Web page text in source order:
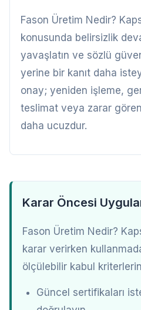
Fason Üretim Nedir?
konusunda belirsizlik
yavaşlatın ve sözlü
yerine bir kanıt daha
onay; yeniden işleme,
teslimat veya zarar
daha ucuzdur.
Karar Öncesi
Fason Üretim Nedir?
karar verirken
ölçülebilir kabul
Güncel sertifikaları